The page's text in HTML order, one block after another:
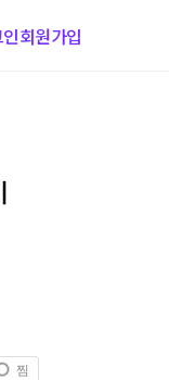
회원가입
찜